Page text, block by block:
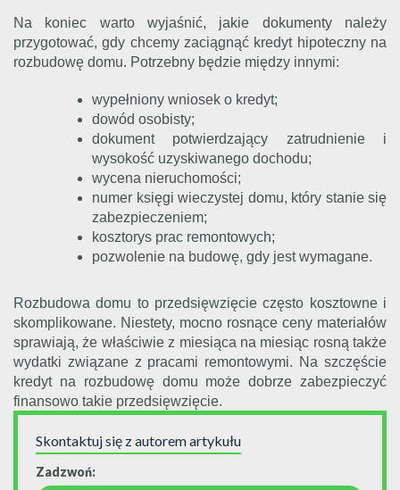
Na koniec warto wyjaśnić, jakie dokumenty należy
przygotować, gdy chcemy zaciągnąć kredyt hipoteczny na
rozbudowę domu. Potrzebny będzie między innymi:
wypełniony wniosek o kredyt;
dowód osobisty;
dokument potwierdzający zatrudnienie i
wysokość uzyskiwanego dochodu;
wycena nieruchomości;
numer księgi wieczystej domu, który stanie się
zabezpieczeniem;
kosztorys prac remontowych;
pozwolenie na budowę, gdy jest wymagane.
Rozbudowa domu to przedsięwzięcie często kosztowne i
skomplikowane. Niestety, mocno rosnące ceny materiałów
sprawiają, że właściwie z miesiąca na miesiąc rosną także
wydatki związane z pracami remontowymi. Na szczęście
kredyt na rozbudowę domu może dobrze zabezpieczyć
finansowo takie przedsięwzięcie.
Skontaktuj się z autorem artykułu
Zadzwoń: